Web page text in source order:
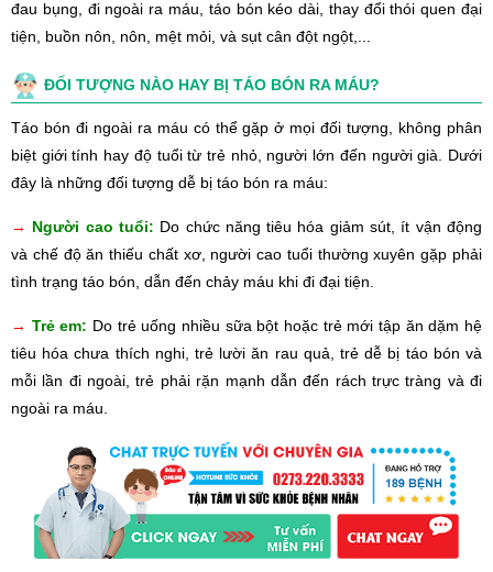
đau bụng, đi ngoài ra máu, táo bón kéo dài, thay đổi thói quen đại
tiện, buồn nôn, nôn, mệt mỏi, và sụt cân đột ngột,...
ĐỐI TƯỢNG NÀO HAY BỊ TÁO BÓN RA MÁU?
Táo bón đi ngoài ra máu có thể gặp ở mọi đối tượng, không phân
biệt giới tính hay độ tuổi từ trẻ nhỏ, người lớn đến người già. Dưới
đây là những đối tượng dễ bị táo bón ra máu:
→ Người cao tuổi: Do chức năng tiêu hóa giảm sút, ít vận động
và chế độ ăn thiếu chất xơ, người cao tuổi thường xuyên gặp phải
tình trạng táo bón, dẫn đến chảy máu khi đi đại tiện.
→ Trẻ em: Do trẻ uống nhiều sữa bột hoặc trẻ mới tập ăn dặm hệ
tiêu hóa chưa thích nghi, trẻ lười ăn rau quả, trẻ dễ bị táo bón và
mỗi lần đi ngoài, trẻ phải rặn mạnh dẫn đến rách trực tràng và đi
ngoài ra máu.